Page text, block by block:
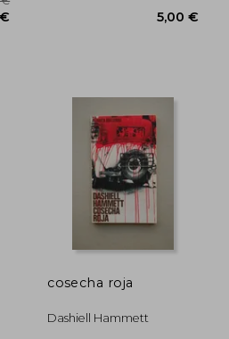
cosecha roja
Dashiell Hammett